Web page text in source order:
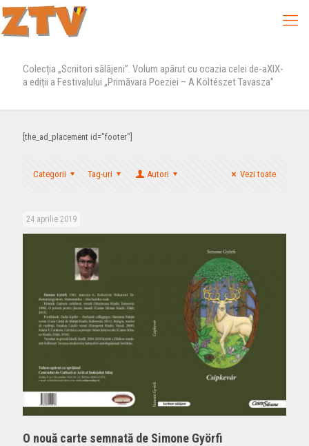
Colecția „Scriitori sălăjeni”. Volum apărut cu ocazia celei de-aXIX-
a ediții a Festivalului „Primăvara Poeziei – A Költészet Tavasza”
[the_ad_placement id="footer"]
Categorii Tag-uri Autori Vezi toate
24 aprilie 2019
O nouă carte semnată de Simone Györfi